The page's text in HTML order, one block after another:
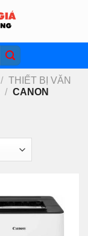
/ THIẾT BỊ VĂN
/ CANON